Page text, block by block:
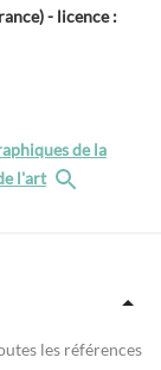
- licence :
de la
l'art
les références